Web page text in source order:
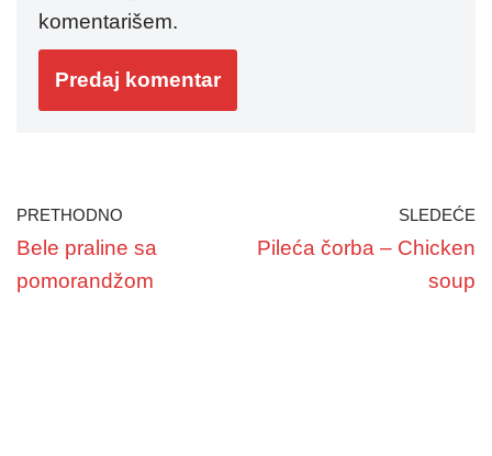
komentarišem.
PRETHODNO
Bele praline sa
pomorandžom
SLEDEĆE
Pileća čorba – Chicken
soup